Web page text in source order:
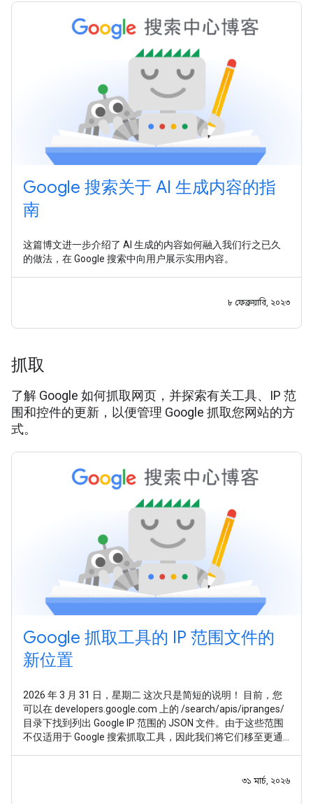
Google 搜索关于 AI 生成内容的指
南
这篇博文进一步介绍了 AI 生成的内容如何融入我们行之已久
的做法，在 Google 搜索中向用户展示实用内容。
৮ ফেব্রুয়ারি, ২০২৩
抓取
了解 Google 如何抓取网页，并探索有关工具、IP 范
围和控件的更新，以便管理 Google 抓取您网站的方
式。
Google 抓取工具的 IP 范围文件的
新位置
2026 年 3 月 31 日，星期二 这次只是简短的说明！ 目前，您
可以在 developers.google.com 上的 /search/apis/ipranges/
目录下找到列出 Google IP 范围的 JSON 文件。由于这些范围
不仅适用于 Google 搜索抓取工具，因此我们将它们移至更通
৩১ মার্চ, ২০২৬